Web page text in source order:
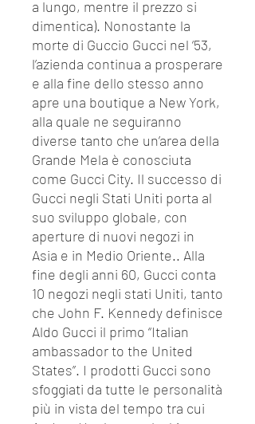
a lungo, mentre il prezzo si
dimentica). Nonostante la
morte di Guccio Gucci nel ‘53,
l’azienda continua a prosperare
e alla fine dello stesso anno
apre una boutique a New York,
alla quale ne seguiranno
diverse tanto che un’area della
Grande Mela è conosciuta
come Gucci City. Il successo di
Gucci negli Stati Uniti porta al
suo sviluppo globale, con
aperture di nuovi negozi in
Asia e in Medio Oriente.. Alla
fine degli anni 60, Gucci conta
10 negozi negli stati Uniti, tanto
che John F. Kennedy definisce
Aldo Gucci il primo “Italian
ambassador to the United
States”. I prodotti Gucci sono
sfoggiati da tutte le personalità
più in vista del tempo tra cui